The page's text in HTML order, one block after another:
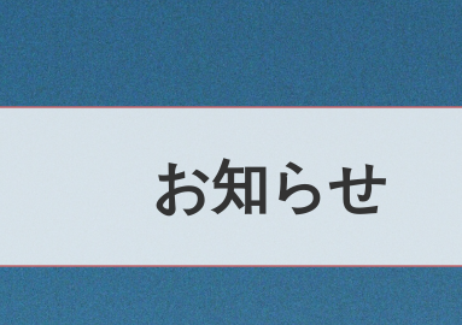
お知らせ